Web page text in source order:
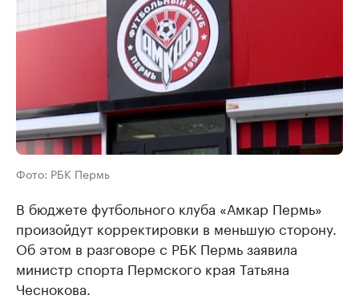
Фото: РБК Пермь
В бюджете футбольного клуба «Амкар Пермь»
произойдут корректировки в меньшую сторону.
Об этом в разговоре с РБК Пермь заявила
министр спорта Пермского края Татьяна
Чеснокова.